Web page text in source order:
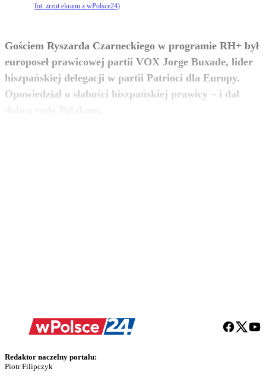
fot. zrzut ekranu z wPolsce24)
Gościem Ryszarda Czarneckiego w programie RH+ był
europoseł prawicowej partii VOX Jorge Buxade, lider
hiszpańskiej delegacji w partii Patrioci dla Europy.
Opowiedział o słabości hiszpańskiej prawicy – i dał
zobacz więcej
Redaktor naczelny portalu:
Piotr Filipczyk